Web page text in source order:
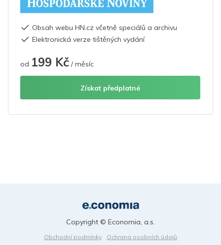
Obsah webu HN.cz včetně speciálů a archivu
Elektronická verze tištěných vydání
od 199 Kč / měsíc
Získat předplatné
Obchodní podmínky
Ochrana osobních údajů
Copyright © Economia, a.s.